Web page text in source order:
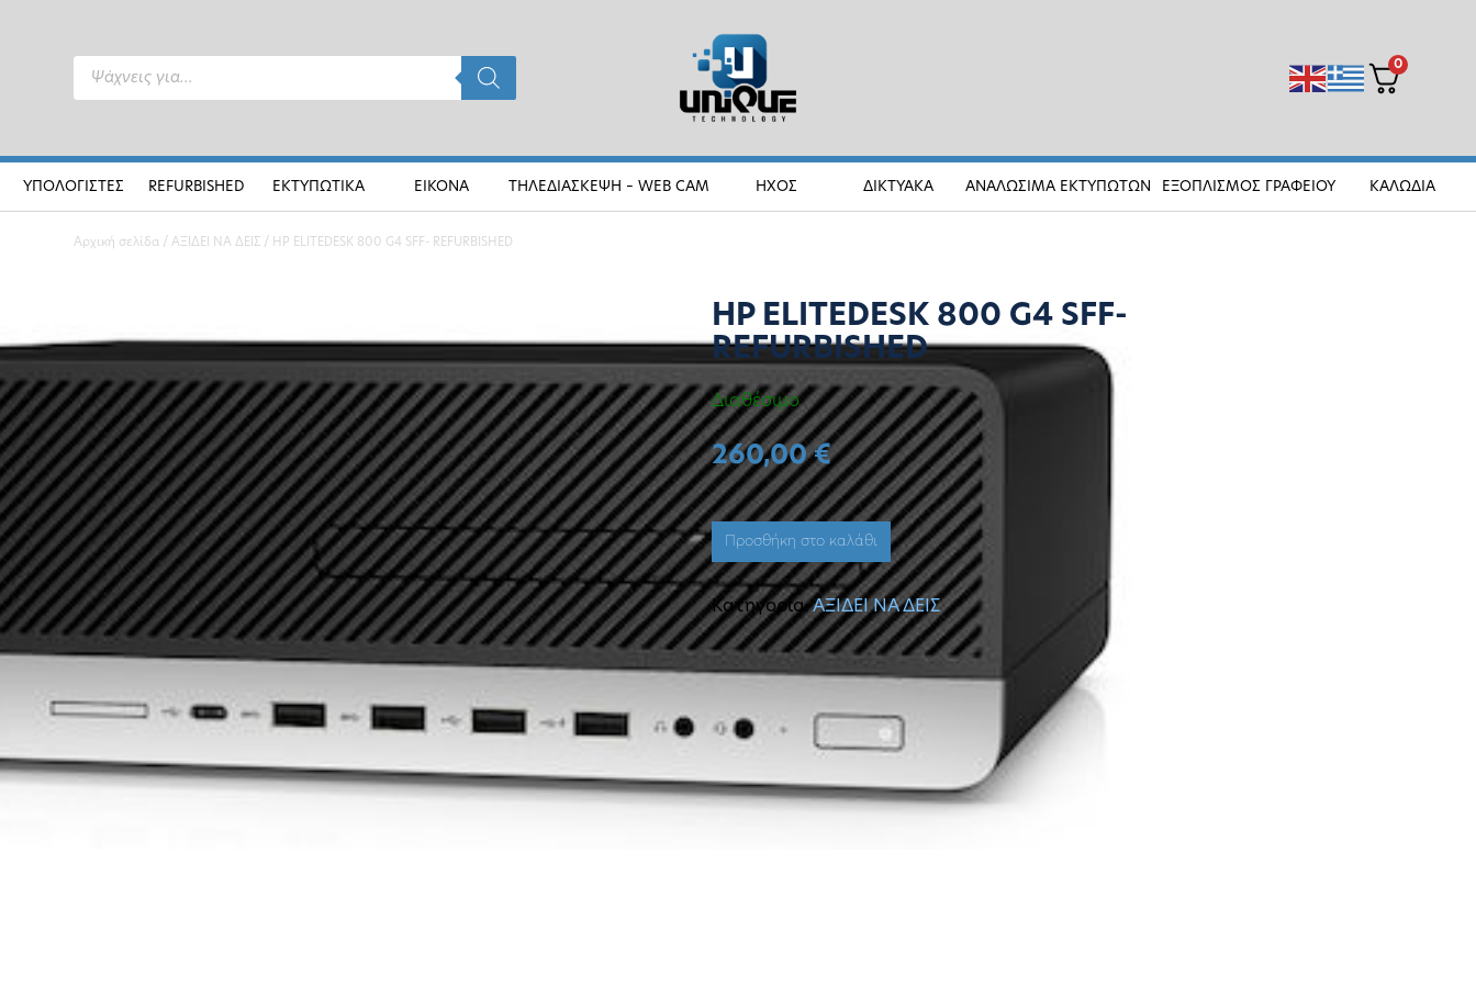
search
0
ΥΠΟΛΟΓΙΣΤΕΣ REFURBISHED ΕΚΤΥΠΩΤΙΚΑ ΕΙΚΟΝΑ ΤΗΛΕΔΙΑΣΚΕΨΗ – WEB CAM ΗΧΟΣ ΔΙΚΤΥΑΚΑ ΑΝΑΛΩΣΙΜΑ ΕΚΤΥΠΩΤΩΝ ΕΞΟΠΛΙΣΜΟΣ ΓΡΑΦΕΙΟΥ ΚΑΛΩΔΙΑ
Αρχική σελίδα /ΑΞΙΔΕΙ ΝΑ ΔΕΙΣ / HP ELITEDESK 800 G4 SFF- REFURBISHED
HP ELITEDESK 800 G4 SFF-
REFURBISHED
Διαθέσιμο
260,00€
Προσθήκη στο καλάθι
Κατηγορία:ΑΞΙΔΕΙ ΝΑ ΔΕΙΣ